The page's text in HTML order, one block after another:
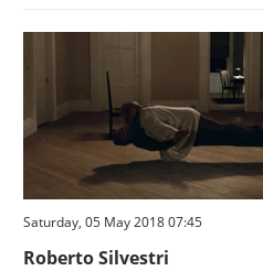
Saturday, 05 May 2018 07:45
Roberto Silvestri